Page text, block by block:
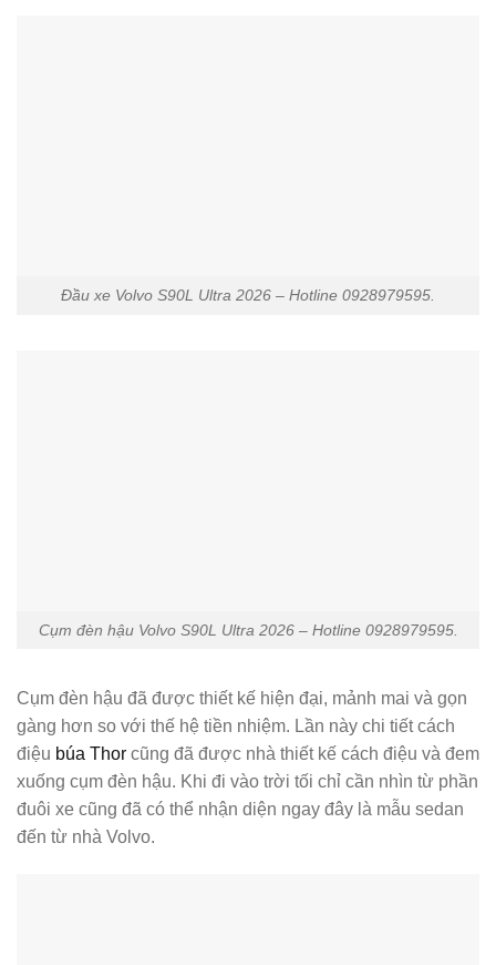
Đầu xe Volvo S90L Ultra 2026 – Hotline 0928979595.
Cụm đèn hậu Volvo S90L Ultra 2026 – Hotline 0928979595.
Cụm đèn hậu đã được thiết kế hiện đại, mảnh mai và gọn
gàng hơn so với thế hệ tiền nhiệm. Lần này chi tiết cách
điệu búa Thor cũng đã được nhà thiết kế cách điệu và đem
xuống cụm đèn hậu. Khi đi vào trời tối chỉ cần nhìn từ phần
đuôi xe cũng đã có thể nhận diện ngay đây là mẫu sedan
đến từ nhà Volvo.